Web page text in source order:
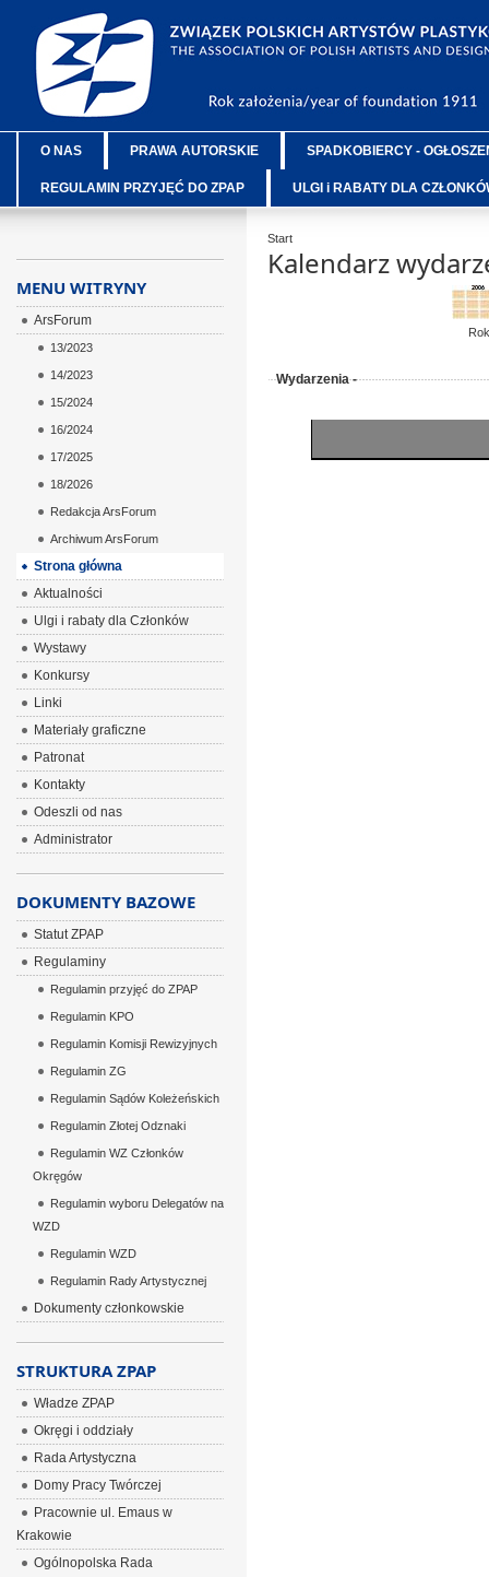
O NAS PRAWA AUTORSKIE SPADKOBIERCY -
REGULAMIN PRZYJĘĆ DO ZPAP ULGI i RABATY DLA
Start
Kalendarz
Rok
Wydarzenia -
MENU WITRYNY
ArsForum
13/2023
14/2023
15/2024
16/2024
17/2025
18/2026
Redakcja ArsForum
Archiwum ArsForum
Strona główna
Aktualności
Ulgi i rabaty dla Członków
Wystawy
Konkursy
Linki
Materiały graficzne
Patronat
Kontakty
Odeszli od nas
Administrator
DOKUMENTY BAZOWE
Statut ZPAP
Regulaminy
Regulamin przyjęć do ZPAP
Regulamin KPO
Regulamin Komisji Rewizyjnych
Regulamin ZG
Regulamin Sądów Koleżeńskich
Regulamin Złotej Odznaki
Regulamin WZ Członków
Okręgów
Regulamin wyboru Delegatów na
WZD
Regulamin WZD
Regulamin Rady Artystycznej
Dokumenty członkowskie
STRUKTURA ZPAP
Władze ZPAP
Okręgi i oddziały
Rada Artystyczna
Domy Pracy Twórczej
Pracownie ul. Emaus w
Krakowie
Ogólnopolska Rada